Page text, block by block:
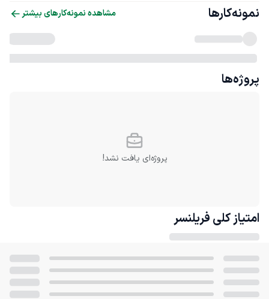
نمونه‌کارها مشاهده نمونه‌کارهای بیشتر
پروژه‌ها
پروژه‌ای یافت نشد!
امتیاز کلی فریلنسر